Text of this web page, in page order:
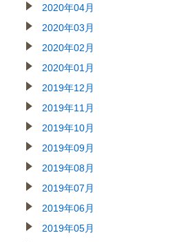
2020年04月
2020年03月
2020年02月
2020年01月
2019年12月
2019年11月
2019年10月
2019年09月
2019年08月
2019年07月
2019年06月
2019年05月